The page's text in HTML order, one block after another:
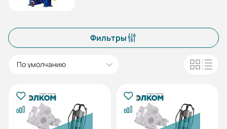
Фильтры
По умолчанию